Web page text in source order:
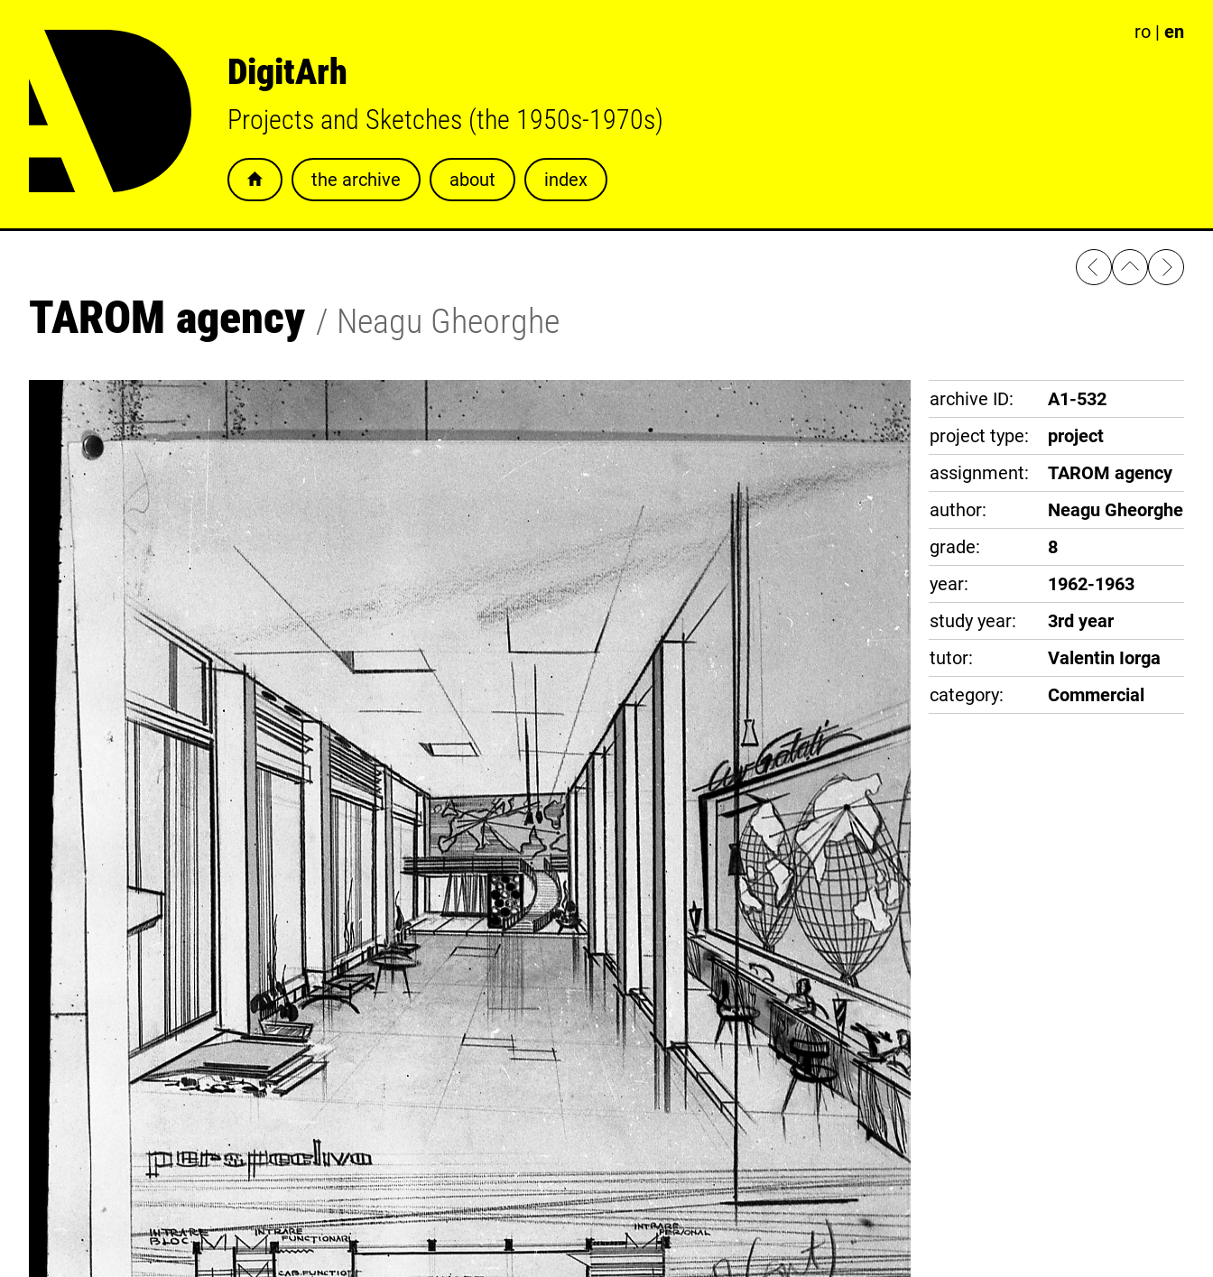
ro | en
DigitArh
Projects and Sketches (the 1950s-1970s)
the archive about index
TAROM agency Neagu Gheorghe
archive ID:
A1-532
project type:
project
assignment:
TAROM agency
author:
Neagu Gheorghe
grade:
8
year:
1962-1963
study year:
3rd year
tutor:
Valentin Iorga
category:
Commercial